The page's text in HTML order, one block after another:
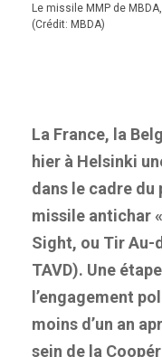
Le missile MMP de
(Crédit: MBDA)
La France, la
hier à Helsinki
dans le cadre
missile antichar
Sight, ou Tir Au-
TAVD). Une
l’engagement
moins d’un an
sein de la